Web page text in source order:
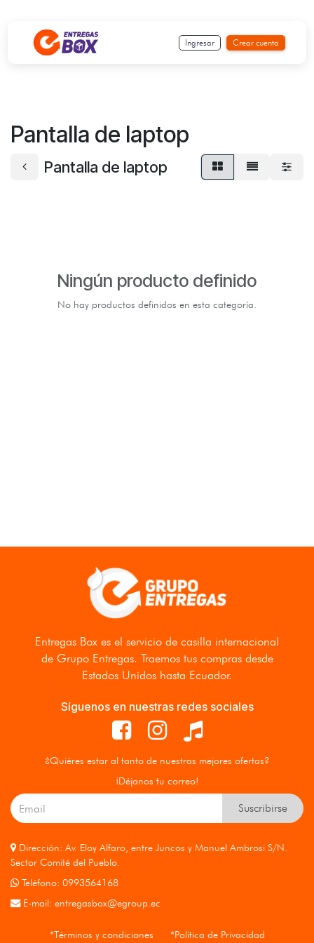
Ingresar Crear cuenta
Pantalla de laptop
Pantalla de laptop
Ningún producto definido
No hay productos definidos en esta categoría.
Entregas Box es el servicio de casilla internacional
de Grupo Entregas. Traemos tus compras desde
Estados Unidos hasta Ecuador.
Síguenos en nuestras redes sociales
¿Quiéres estar al tanto de nuestras mejores ofertas?
¡Déjanos tu correo!
Suscribirse
Dirección: Av. Eloy Alfaro, entre Juncos y Manuel Ambrosi S/N.
Sector Comité del Pueblo.
Teléfono: 0993564168
E-mail: entregasbox@egroup.ec
*Términos y condiciones *Política de Privacidad